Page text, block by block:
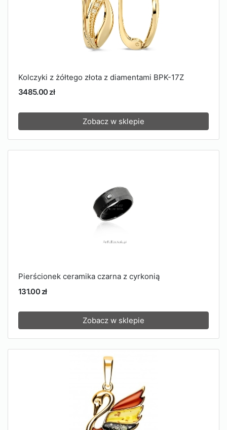
Kolczyki z żółtego złota z diamentami BPK-17Z
3485.00 zł
Zobacz w sklepie
Pierścionek ceramika czarna z cyrkonią
131.00 zł
Zobacz w sklepie